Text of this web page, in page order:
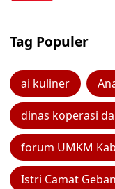
Tag Populer
ai kuliner
dinas koperasi
forum UMKM
Istri Camat